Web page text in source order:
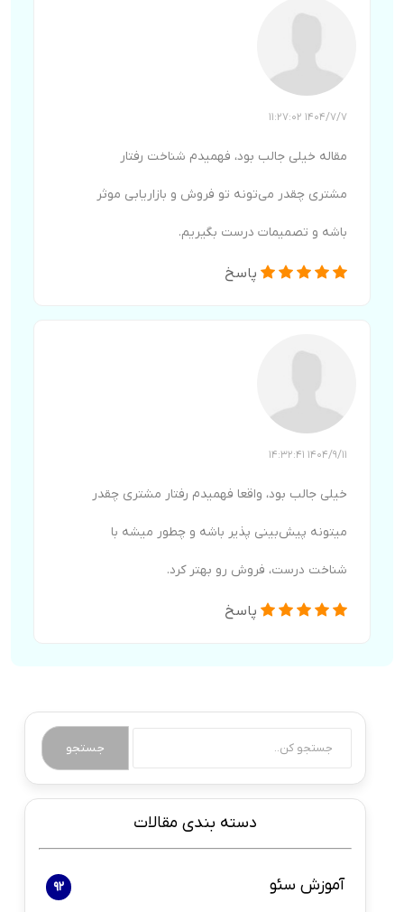
1404/7/7 11:27:02
مقاله خیلی جالب بود، فهمیدم شناخت رفتار
مشتری چقدر می‌تونه تو فروش و بازاریابی موثر
باشه و تصمیمات درست بگیریم.
پاسخ
1404/9/11 14:32:41
خیلی جالب بود، واقعا فهمیدم رفتار مشتری چقدر
میتونه پیش‌بینی پذیر باشه و چطور میشه با
شناخت درست، فروش رو بهتر کرد.
پاسخ
جستجو
دسته بندی مقالات
آموزش سئو 92